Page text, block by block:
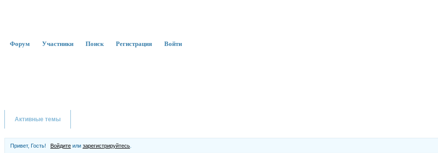
Форум Участники Поиск Регистрация Войти
Активные темы
Привет, Гость! Войдитеили зарегистрируйтесь.